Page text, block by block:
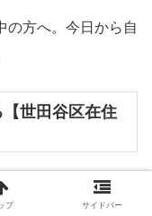
の方へ。今日から自
世田谷区在住
借契約は、公序良俗
プ サイドバー